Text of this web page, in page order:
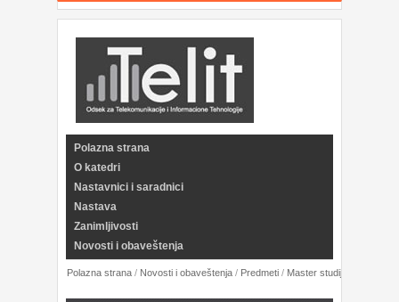
Polazna strana
O katedri
Nastavnici i saradnici
Nastava
Zanimljivosti
Novosti i obaveštenja
Polazna strana / Novosti i obaveštenja / Predmeti / Master studije